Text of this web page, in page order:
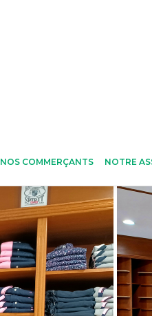
NOS COMMERÇANTS NOTRE